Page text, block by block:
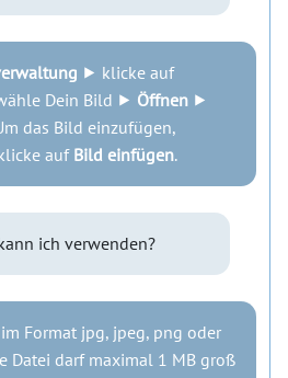
⯈ klicke auf
Dein Bild ⯈ Öffnen ⯈
das Bild einzufügen,
auf Bild einfügen.
ich verwenden?
Format jpg, jpeg, png oder
Datei darf maximal 1 MB groß